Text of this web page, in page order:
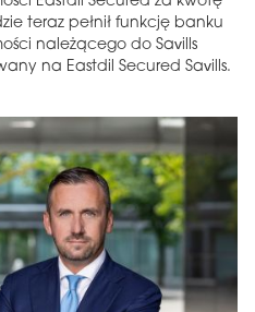
teraz pełnił funkcję banku
należącego do Savills
na Eastdil Secured Savills.